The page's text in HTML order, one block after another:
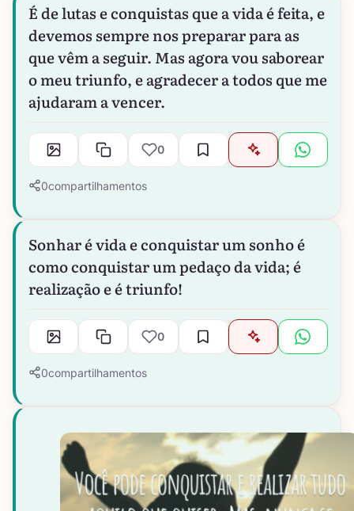
É de lutas e conquistas que a vida é feita, e
devemos sempre nos preparar para as
que vêm a seguir. Mas agora vou saborear
o meu triunfo, e agradecer a todos que me
ajudaram a vencer.
0
0compartilhamentos
Sonhar é vida e conquistar um sonho é
como conquistar um pedaço da vida; é
realização e é triunfo!
0
0compartilhamentos